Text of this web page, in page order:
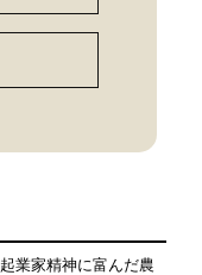
業家精神に富んだ農